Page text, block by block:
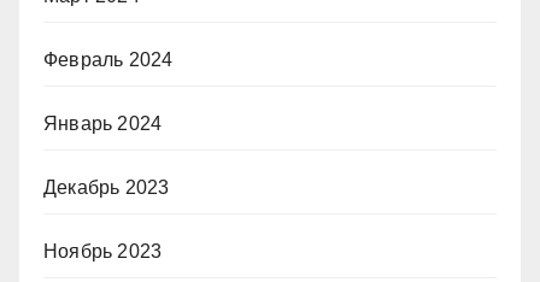
Февраль 2024
Январь 2024
Декабрь 2023
Ноябрь 2023